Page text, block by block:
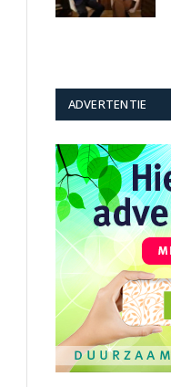
ADVERTENTIE